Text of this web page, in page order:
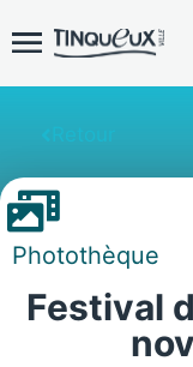
Photothèque
Festival